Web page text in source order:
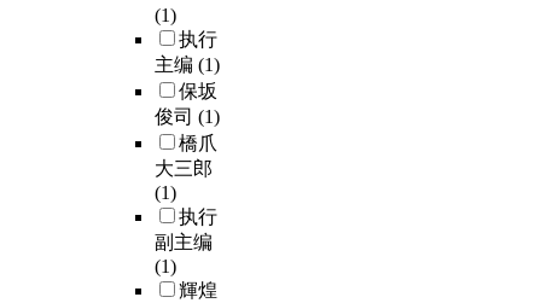
(1)
执行
主编 (1)
保坂
俊司 (1)
橋爪
大三郎
(1)
执行
副主编
(1)
輝煌